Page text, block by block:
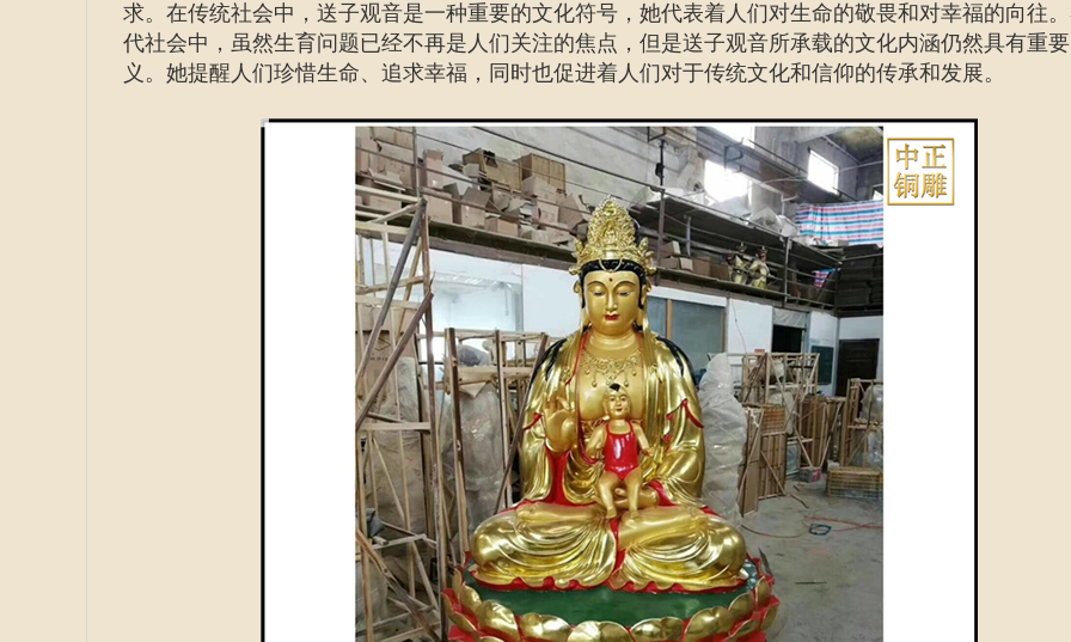
求。在传统社会中，送子观音是一种重要的文化符号，她代表着人们对生命的敬畏和对幸福的向往
代社会中，虽然生育问题已经不再是人们关注的焦点，但是送子观音所承载的文化内涵仍然具有重
义。她提醒人们珍惜生命、追求幸福，同时也促进着人们对于传统文化和信仰的传承和发展。